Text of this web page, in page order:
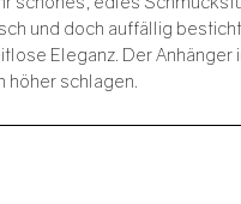
und doch auffällig
Eleganz. Der Anhänger
höher schlagen.